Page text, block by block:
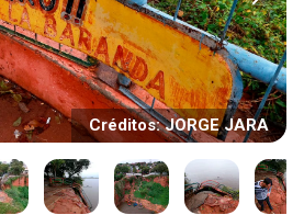
Créditos: JORGE JARA